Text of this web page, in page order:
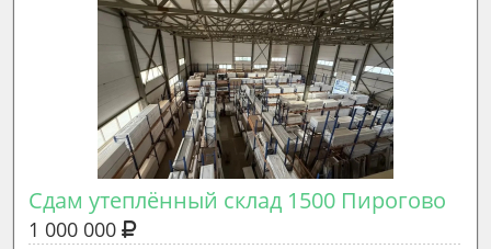
Сдам утеплённый склад 1500 Пирогово
1 000 000